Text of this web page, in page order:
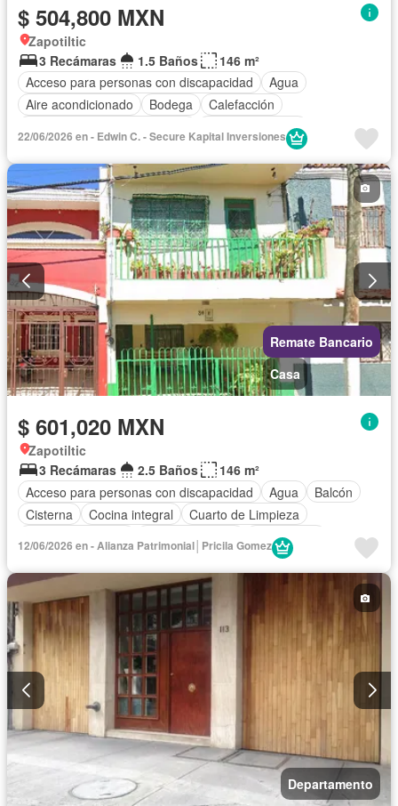
$ 504,800 MXN
Zapotiltic
3 Recámaras
1.5 Baños
146 m²
Acceso para personas con discapacidad
Agua
Aire acondicionado
Bodega
Calefacción
Cocina equipada
Cuarto de Limpieza
Cuarto de servicio
Estacionamiento Gas natural
Internet
Jardín
Despacho Recámara con closet
Azotea
Sala polivalente
Seguridad
Televisión por cable
Vista panorámica
Wifi
Zonas verdes
Parcialmente amueblado
22/06/2026 en - Edwin C. - Secure Kapital Inversiones
Remate Bancario
Casa
$ 601,020 MXN
Zapotiltic
3 Recámaras
2.5 Baños
146 m²
Acceso para personas con discapacidad
Agua
Balcón
Cisterna
Cocina integral
Cuarto de Limpieza
Estacionamiento
Gas natural
Recámara con closet
Televisión por cable
Vista panorámica
Wifi
12/06/2026 en - Alianza Patrimonial│Pricila Gomez
Departamento